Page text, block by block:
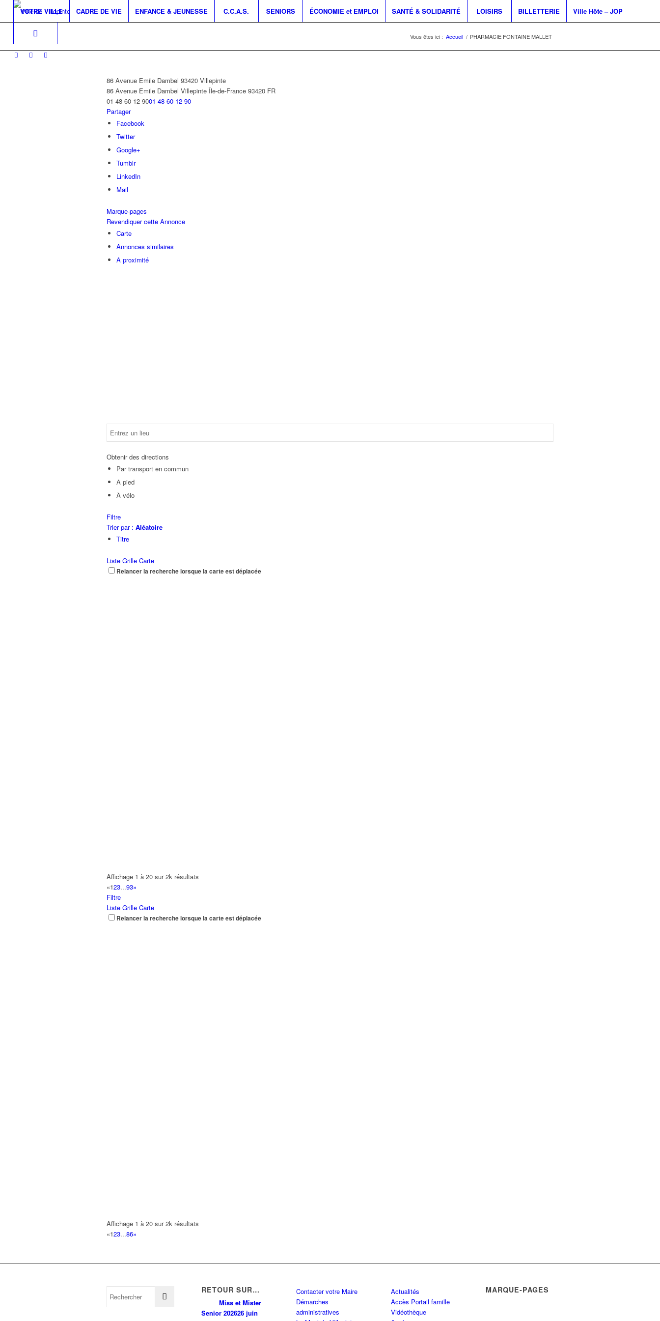
VOTRE VILLE CADRE DE VIE ENFANCE & JEUNESSE C.C.A.S. SENIORS ÉCONOMIE et EMPLOI SANTÉ & SOLIDARITÉ LOISIRS BILLETTERIE Ville Hôte – JOP
Vous êtes ici : Accueil / PHARMACIE FONTAINE MALLET
86 Avenue Emile Dambel 93420 Villepinte
86 Avenue Emile Dambel Villepinte Île-de-France 93420 FR
01 48 60 12 9001 48 60 12 90
Partager
Facebook
Twitter
Google+
Tumblr
LinkedIn
Mail
Marque-pages
Revendiquer cette Annonce
Carte
Annonces similaires
A proximité
Obtenir des directions
Par transport en commun
A pied
À vélo
Filtre
Trier par : Aléatoire
Titre
Liste Grille Carte
Relancer la recherche lorsque la carte est déplacée
Affichage 1 à 20 sur 2k résultats
«123...93»
Filtre
Liste Grille Carte
Relancer la recherche lorsque la carte est déplacée
Affichage 1 à 20 sur 2k résultats
«123...86»
RETOUR SUR…
Miss et Mister
Senior 202626 juin
Contacter votre Maire
Démarches
administratives
Actualités
Accès Portail famille
Vidéothèque
MARQUE-PAGES